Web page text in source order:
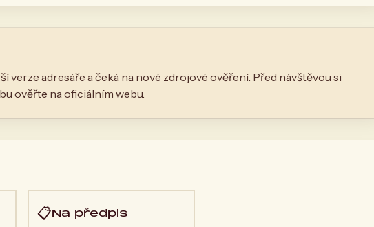
verze adresáře a čeká na nové zdrojové ověření. Před návštěvou si
ověřte na oficiálním webu.
📋Na předpis